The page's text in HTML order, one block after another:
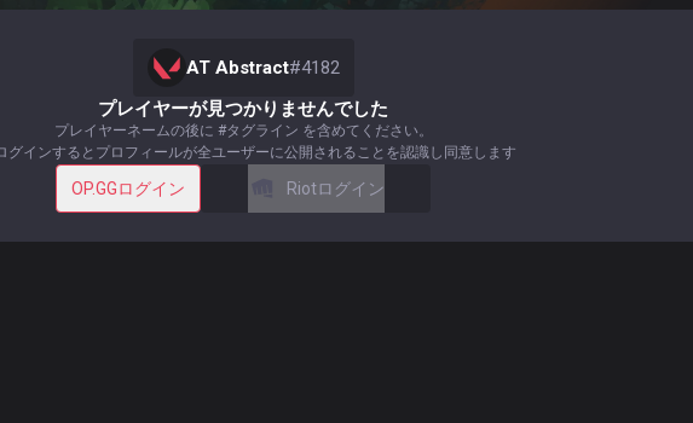
AT Abstract#4182
プレイヤーが見つかりませんでした
プレイヤーネームの後に #タグライン を含めてください。
グインするとプロフィールが全ユーザーに公開されることを認識し同意します
OP.GGログイン Riotログイン